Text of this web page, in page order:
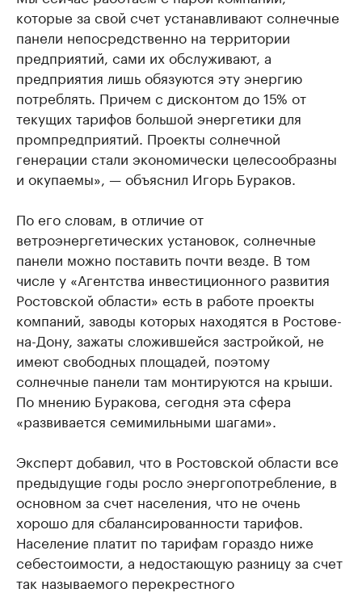
которые за свой счет устанавливают солнечные
панели непосредственно на территории
предприятий, сами их обслуживают, а
предприятия лишь обязуются эту энергию
потреблять. Причем с дисконтом до 15% от
текущих тарифов большой энергетики для
промпредприятий. Проекты солнечной
генерации стали экономически целесообразны
и окупаемы», — объяснил Игорь Бураков.
По его словам, в отличие от
ветроэнергетических установок, солнечные
панели можно поставить почти везде. В том
числе у «Агентства инвестиционного развития
Ростовской области» есть в работе проекты
компаний, заводы которых находятся в Ростове-
на-Дону, зажаты сложившейся застройкой, не
имеют свободных площадей, поэтому
солнечные панели там монтируются на крыши.
По мнению Буракова, сегодня эта сфера
«развивается семимильными шагами».
Эксперт добавил, что в Ростовской области все
предыдущие годы росло энергопотребление, в
основном за счет населения, что не очень
хорошо для сбалансированности тарифов.
Население платит по тарифам гораздо ниже
себестоимости, а недостающую разницу за счет
так называемого перекрестного